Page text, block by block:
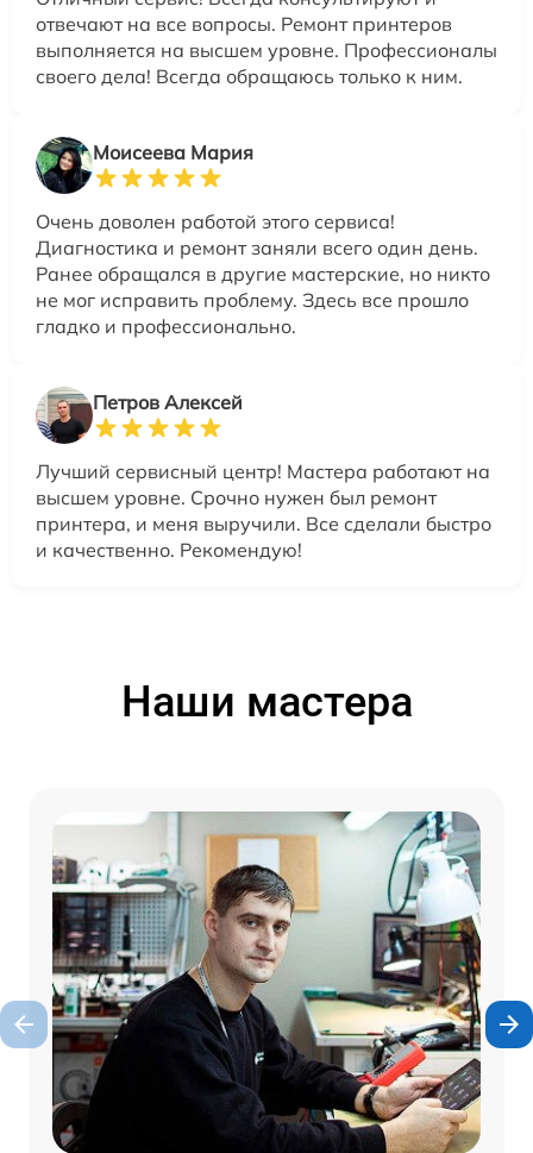
отвечают на все вопросы. Ремонт принтеров
выполняется на высшем уровне. Профессионалы
своего дела! Всегда обращаюсь только к ним.
Моисеева Мария
Очень доволен работой этого сервиса!
Диагностика и ремонт заняли всего один день.
Ранее обращался в другие мастерские, но никто
не мог исправить проблему. Здесь все прошло
гладко и профессионально.
Петров Алексей
Лучший сервисный центр! Мастера работают на
высшем уровне. Срочно нужен был ремонт
принтера, и меня выручили. Все сделали быстро
и качественно. Рекомендую!
Наши мастера